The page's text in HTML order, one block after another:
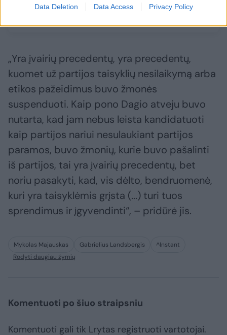
Data Deletion Data Access Privacy Policy
„Yra įvairių precedentų, yra precedentų,
kuomet už partijos taisyklių nesilaikymą arba
etikos pažeidimus buvo žmonės
suspenduoti. Kaip pono Dagio atveju buvo
nutarta, kad jam nebus leista kandidatuoti
kaip partijos nariui nesulaukiant partijos
paramos, buvo žmonių, kurie buvo pašalinti
iš partijos, tai yra įvairių precedentų, bet
noriu pasakyti, kad, vis dėlto, bendruomenė,
kuri yra taisyklėmis grįsta (...) turi tuos
sprendimus ir įgyvendinti“, – pridūrė jis.
Mykolas Majauskas Gabrielius Landsbergis
^Instant
Rodyti daugiau žymių
Komentuoti po šiuo straipsniu
Komentuoti gali tik Lrytas registruoti vartotojai.